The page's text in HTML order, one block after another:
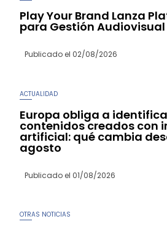
Play Your Brand Lanza
para Gestión Audiovisual
Publicado el 02/08/2026
ACTUALIDAD
Europa obliga a
contenidos creados con
artificial: qué cambia
agosto
Publicado el 01/08/2026
OTRAS NOTICIAS